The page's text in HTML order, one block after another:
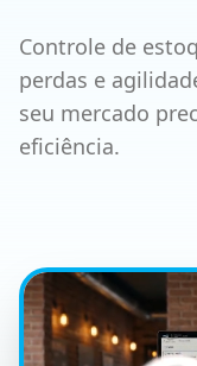
Controle de
perdas e
seu mercado
eficiência.